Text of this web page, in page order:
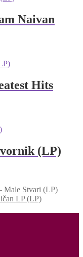
Naivan
Hits
(LP)
Male Stvari (LP)
LP (LP)